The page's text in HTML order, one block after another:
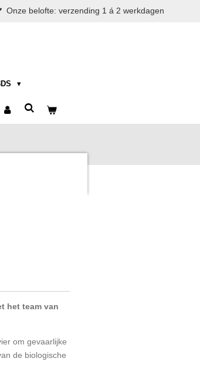
Onze belofte: verzending 1 á 2 werkdagen
het team van
om gevaarlijke
de biologische